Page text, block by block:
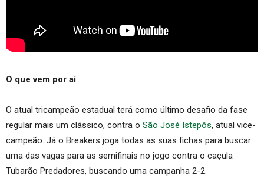
O que vem por aí
O atual tricampeão estadual terá como último desafio da fase
regular mais um clássico, contra o São José Istepôs, atual vice-
campeão. Já o Breakers joga todas as suas fichas para buscar
uma das vagas para as semifinais no jogo contra o caçula
Tubarão Predadores, buscando uma campanha 2-2.